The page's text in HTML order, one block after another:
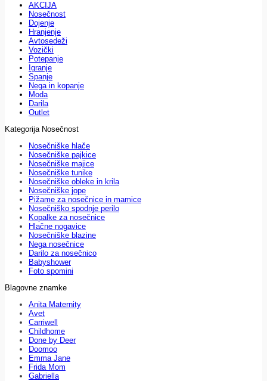
AKCIJA
Nosečnost
Dojenje
Hranjenje
Avtosedeži
Vozički
Potepanje
Igranje
Spanje
Nega in kopanje
Moda
Darila
Outlet
Kategorija Nosečnost
Nosečniške hlače
Nosečniške pajkice
Nosečniške majice
Nosečniške tunike
Nosečniške obleke in krila
Nosečniške jope
Pižame za nosečnice in mamice
Nosečniško spodnje perilo
Kopalke za nosečnice
Hlačne nogavice
Nosečniške blazine
Nega nosečnice
Darilo za nosečnico
Babyshower
Foto spomini
Blagovne znamke
Anita Maternity
Avet
Carriwell
Childhome
Done by Deer
Doomoo
Emma Jane
Frida Mom
Gabriella